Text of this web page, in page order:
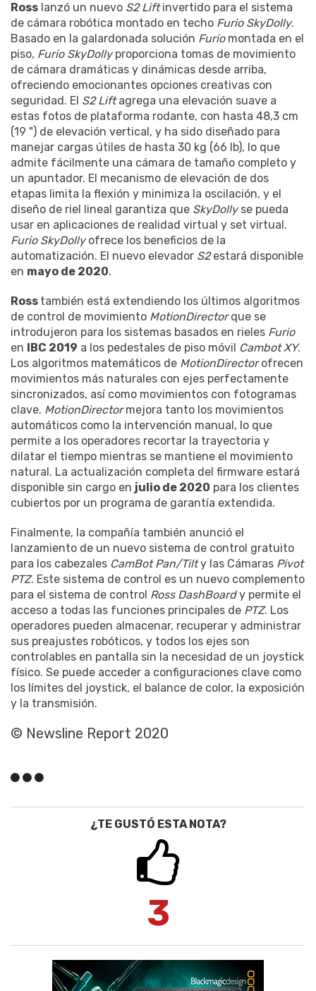
Ross lanzó un nuevo S2 Liftinvertido para el sistema
de cámara robótica montado en techo Furio SkyDolly.
Basado en la galardonada solución Furiomontada en el
piso, Furio SkyDollyproporciona tomas de movimiento
de cámara dramáticas y dinámicas desde arriba,
ofreciendo emocionantes opciones creativas con
seguridad. El S2 Liftagrega una elevación suave a
estas fotos de plataforma rodante, con hasta 48,3 cm
(19 ") de elevación vertical, y ha sido diseñado para
manejar cargas útiles de hasta 30 kg (66 lb), lo que
admite fácilmente una cámara de tamaño completo y
un apuntador. El mecanismo de elevación de dos
etapas limita la flexión y minimiza la oscilación, y el
diseño de riel lineal garantiza que SkyDollyse pueda
usar en aplicaciones de realidad virtual y set virtual.
Furio SkyDollyofrece los beneficios de la
automatización. El nuevo elevador S2estará disponible
en mayo de 2020.
Ross también está extendiendo los últimos algoritmos
de control de movimiento MotionDirectorque se
introdujeron para los sistemas basados ​​en rieles Furio
en IBC 2019 a los pedestales de piso móvil Cambot XY.
Los algoritmos matemáticos de MotionDirectorofrecen
movimientos más naturales con ejes perfectamente
sincronizados, así como movimientos con fotogramas
clave. MotionDirectormejora tanto los movimientos
automáticos como la intervención manual, lo que
permite a los operadores recortar la trayectoria y
dilatar el tiempo mientras se mantiene el movimiento
natural. La actualización completa del firmware estará
disponible sin cargo en julio de 2020 para los clientes
cubiertos por un programa de garantía extendida.
Finalmente, la compañía también anunció el
lanzamiento de un nuevo sistema de control gratuito
para los cabezales CamBot Pan/Tilty las Cámaras Pivot
PTZ. Este sistema de control es un nuevo complemento
para el sistema de control Ross DashBoardy permite el
acceso a todas las funciones principales de PTZ. Los
operadores pueden almacenar, recuperar y administrar
sus preajustes robóticos, y todos los ejes son
controlables en pantalla sin la necesidad de un joystick
físico. Se puede acceder a configuraciones clave como
los límites del joystick, el balance de color, la exposición
y la transmisión.
© Newsline Report 2020
¿TE GUSTÓ ESTA NOTA?
3